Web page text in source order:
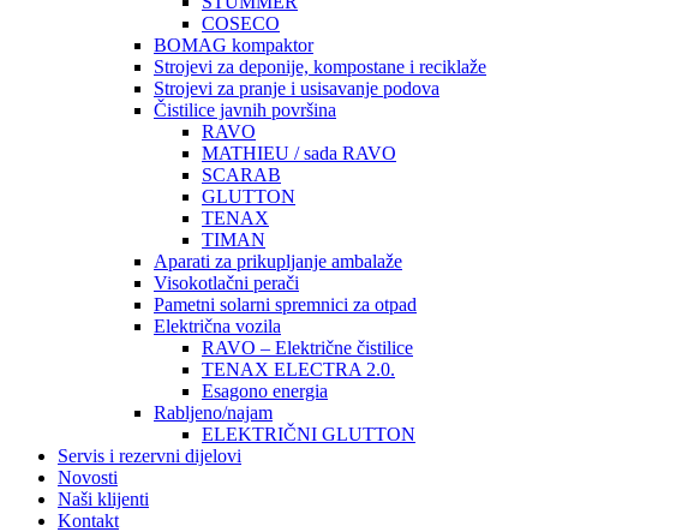
COSECO
BOMAG kompaktor
Strojevi za deponije, kompostane i reciklaže
Strojevi za pranje i usisavanje podova
Čistilice javnih površina
RAVO
MATHIEU / sada RAVO
SCARAB
GLUTTON
TENAX
TIMAN
Aparati za prikupljanje ambalaže
Visokotlačni perači
Pametni solarni spremnici za otpad
Električna vozila
RAVO – Električne čistilice
TENAX ELECTRA 2.0.
Esagono energia
Rabljeno/najam
ELEKTRIČNI GLUTTON
Servis i rezervni dijelovi
Novosti
Naši klijenti
Kontakt